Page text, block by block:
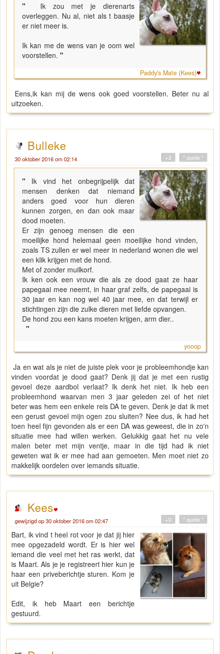
"
Ik zou met je dierenarts
overleggen. Nu al, niet als t baasje
er niet meer is.
Ik kan me de wens van je oom wel
voorstellen. "
Paddy's Mate (Kees)
Eens,ik kan mij de wens ook goed voorstellen. Beter nu al
uitzoeken.
Bulleke
30 oktober 2016 om 02:14 " quote "
+2
" Ik vind het onbegrijpelijk dat
mensen denken dat niemand
anders goed voor hun dieren
kunnen zorgen, en dan ook maar
dood moeten.
Er zijn genoeg mensen die een
moeilijke hond helemaal geen moeilijke hond vinden,
zoals TS zullen er wel meer in nederland wonen die wel
een klik krijgen met de hond.
Met of zonder muilkorf.
Ik ken ook een vrouw die als ze dood gaat ze haar
papegaai mee neemt, in haar graf zelfs, de papegaai is
30 jaar en kan nog wel 40 jaar mee, en dat terwijl er
stichtingen zijn die zulke dieren met liefde opvangen.
De hond zou een kans moeten krijgen, arm dier..
"
yooop
Ja en wat als je niet de juiste plek voor je probleemhondje kan
vinden voordat je dood gaat? Denk jij dat je met een rustig
gevoel deze aardbol verlaat? Ik denk het niet. Ik heb een
probleemhond waarvan men 3 jaar geleden zei of het niet
beter was hem een enkele reis DA te geven. Denk je dat ik met
een gerust gevoel mijn ogen zou sluiten? Nee dus, ik had het
toen heel fijn gevonden als er een DA was geweest, die in zo'n
situatie mee had willen werken. Gelukkig gaat het nu vele
malen beter met mijn ventje, maar in die tijd had ik niet
geweten wat ik er mee had aan gemoeten. Men moet niet zo
makkelijk oordelen over iemands situatie.
Kees
gewijzigd op 30 oktober 2016 om 02:47 " quote "
+0
Bart, ik vind t heel rot voor je dat jij hier
mee opgezadeld wordt. Er is hier wel
iemand die veel met het ras werkt, dat
is Maart. Als je je registreert hier kun je
haar een priveberichtje sturen. Kom je
uit Belgie?
Edit, ik heb Maart een berichtje
gestuurd.